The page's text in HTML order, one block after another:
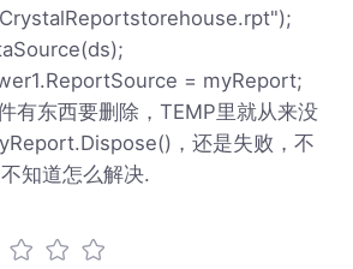
= myReport;
有东西要删除，TEMP里就从来没
，还是失败，不
知道怎么解决.